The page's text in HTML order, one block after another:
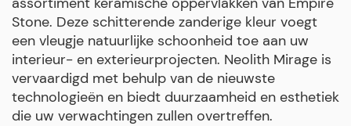
Stone. Deze schitterende zanderige kleur voegt
een vleugje natuurlijke schoonheid toe aan uw
interieur- en exterieurprojecten. Neolith Mirage is
vervaardigd met behulp van de nieuwste
technologieën en biedt duurzaamheid en esthetiek
die uw verwachtingen zullen overtreffen.